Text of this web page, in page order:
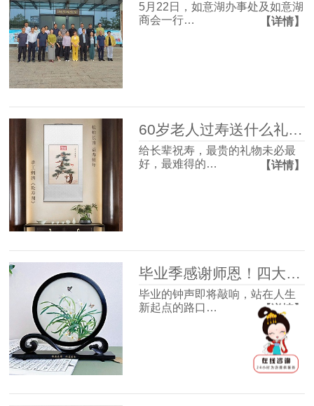
5月22日，如意湖办事处及如意湖
商会一行…
【详情】
60岁老人过寿送什么礼物好？这4款体面走心，长辈收到超有面子
给长辈祝寿，最贵的礼物未必最
好，最难得的…
【详情】
毕业季感谢师恩！四大最受欢迎的礼物清单，送到老师心坎里！
毕业的钟声即将敲响，站在人生
新起点的路口…
【详情】